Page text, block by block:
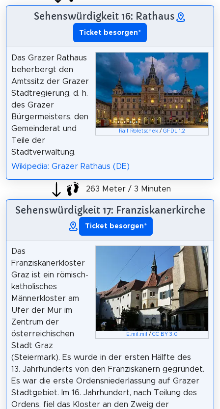
Sehenswürdigkeit 16: Rathaus
Ticket besorgen*
Ralf Roletschek /GFDL 1.2
Das Grazer Rathaus
beherbergt den
Amtssitz der Grazer
Stadtregierung, d. h.
des Grazer
Bürgermeisters, den
Gemeinderat und
Teile der
Stadtverwaltung.
Wikipedia: Grazer Rathaus (DE)
263 Meter / 3 Minuten
Sehenswürdigkeit 17: Franziskanerkirche
Ticket besorgen*
E.mil.mil /CC BY 3.0
Das
Franziskanerkloster
Graz ist ein römisch-
katholisches
Männerkloster am
Ufer der Mur im
Zentrum der
österreichischen
Stadt Graz
(Steiermark). Es wurde in der ersten Hälfte des
13. Jahrhunderts von den Franziskanern gegründet.
Es war die erste Ordensniederlassung auf Grazer
Stadtgebiet. Im 16. Jahrhundert, nach Teilung des
Ordens, fiel das Kloster an den Zweig der